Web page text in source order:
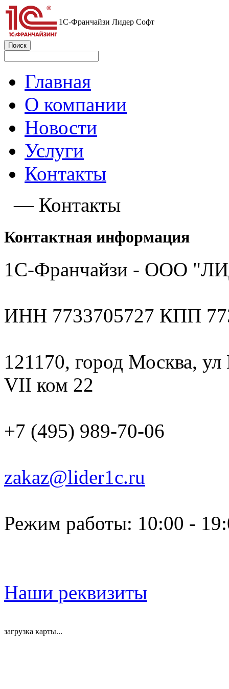
1С-Франчайзи Лидер Софт
Главная
О компании
Новости
Услуги
Контакты
— Контакты
Контактная информация
1С-Франчайзи - ООО
ИНН 7733705727 КПП
121170, город Москва, ул
VII ком 22
+7 (495) 989-70-06
zakaz@lider1c.ru
Режим работы: 10:00 -
Наши реквизиты
загрузка карты...